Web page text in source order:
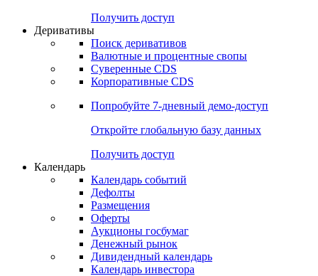
Получить доступ
Деривативы
Поиск деривативов
Валютные и процентные свопы
Суверенные CDS
Корпоративные CDS
Попробуйте 7-дневный демо-доступ
Откройте глобальную базу данных
Получить доступ
Календарь
Календарь событий
Дефолты
Размещения
Оферты
Аукционы госбумаг
Денежный рынок
Дивидендный календарь
Календарь инвестора